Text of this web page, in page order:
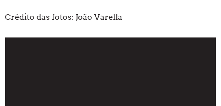
Crédito das fotos: João Varella